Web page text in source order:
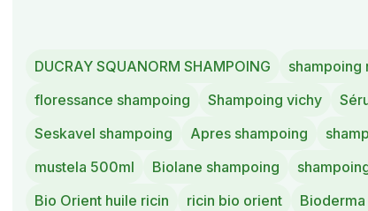
DUCRAY SQUANORM SHAMPOING shampoing
floressance shampoing
Shampoing vichy
Seskavel shampoing
Apres shampoing
mustela 500ml
Biolane shampoing
Bio Orient huile ricin
ricin bio orient